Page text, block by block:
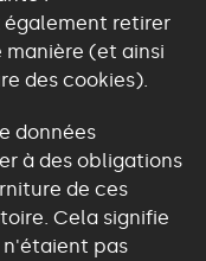
également retirer
(et ainsi
des cookies).
données
à des obligations
de ces
Cela signifie
n'étaient pas